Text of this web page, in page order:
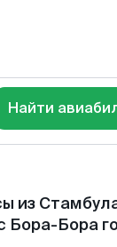
Найти
из
Бора-Бора